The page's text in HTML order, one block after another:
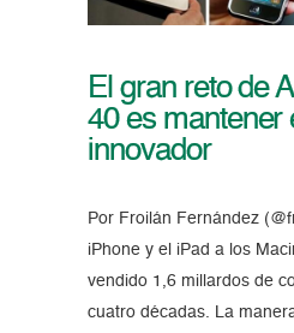
El gran reto de
40 es mantener
innovador
Por Froilán Fernández
iPhone y el iPad a los
vendido 1,6 millardos de
cuatro décadas. La